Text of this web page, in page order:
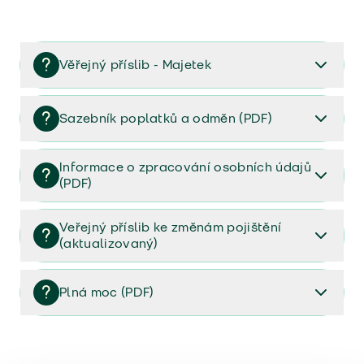
Věřejný příslib - Majetek
Věřejný příslib majetek 2023
Sazebník poplatků a odměn (PDF)
Sazebník poplatků a odměn (PDF)
Informace o zpracování osobních údajů
(PDF)
Informace o zpracování osobních údajů (PDF)
Veřejný příslib ke změnám pojištění
(aktualizovaný)
Veřejný příslib ke změnám pojištění (aktualizovaný)
Plná moc (PDF)